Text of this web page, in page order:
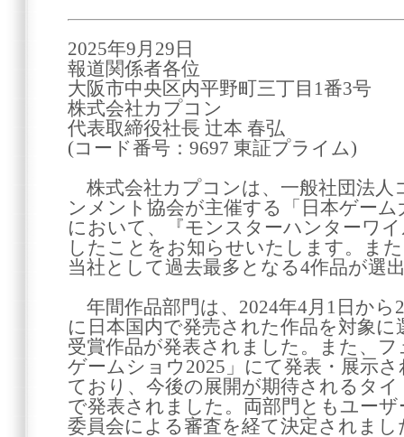
2025年9月29日
報道関係者各位
大阪市中央区内平野町三丁目1番3号
株式会社カプコン
代表取締役社長 辻本 春弘
(コード番号：9697 東証プライム)
株式会社カプコンは、一般社団法人
ンメント協会が主催する「日本ゲーム
において、『モンスターハンターワ
したことをお知らせいたします。ま
当社として過去最多となる4作品が選
年間作品部門は、2024年4月1日から
に日本国内で発売された作品を対象に
受賞作品が発表されました。また、
ゲームショウ2025」にて発表・展示
ており、今後の展開が期待されるタ
で発表されました。両部門ともユー
委員会による審査を経て決定されまし